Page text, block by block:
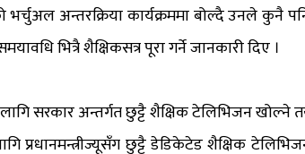
अन्तरक्रिया कार्यक्रममा बोल्दै उनले कुनै
भित्रै शैक्षिकसत्र पूरा गर्ने जानकारी दिए ।
सरकार अन्तर्गत छुट्टै शैक्षिक टेलिभिजन खोल्ने
प्रधानमन्त्रीज्यूसँग छुट्टै डेडिकेटेड शैक्षिक